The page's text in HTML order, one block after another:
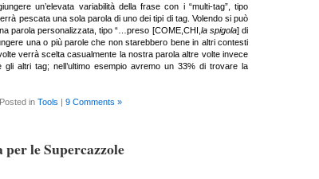
un’elevata variabilità della frase con i “multi-tag”, tipo
pescata una sola parola di uno dei tipi di tag. Volendo si può
parola personalizzata, tipo “…preso [COME,CHI, la spigola] di
una o più parole che non starebbero bene in altri contesti
verrà scelta casualmente la nostra parola altre volte invece
altri tag; nell’ultimo esempio avremo un 33% di trovare la
Posted in Tools | 9 Comments »
le Supercazzole